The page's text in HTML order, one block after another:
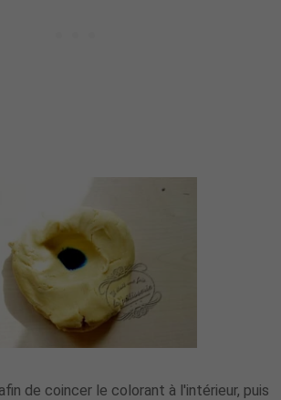
de coincer le colorant à l'intérieur, puis